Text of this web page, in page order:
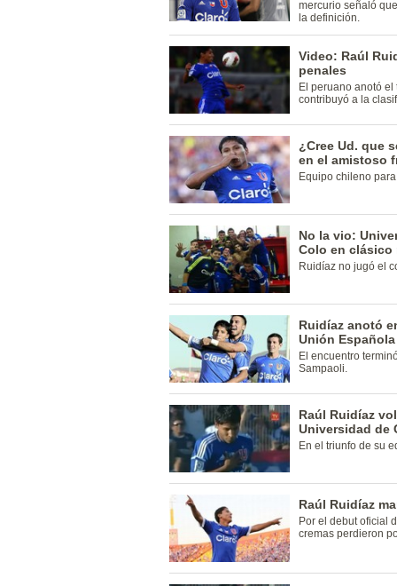
mercurio señaló
la definición.
Video: Raúl
penales
El peruano anotó
contribuyó a la
¿Cree Ud. que
en el amistoso
Equipo chileno
No la vio:
Colo en clásico
Ruidíaz no jugó el
Ruidíaz anotó
Unión
El encuentro
Sampaoli.
Raúl Ruidíaz
Universidad de
En el triunfo de su
Raúl Ruidíaz
Por el debut oficial
cremas perdieron